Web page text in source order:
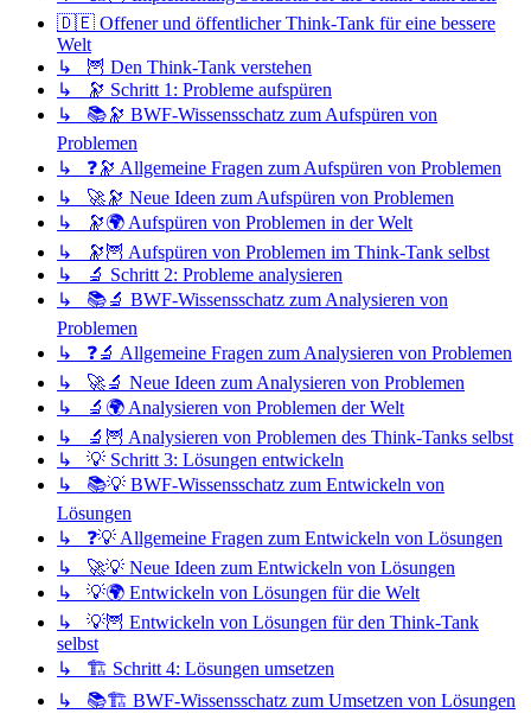
🇩🇪 Offener und öffentlicher Think-Tank für eine bessere
Welt
↳ 🦉 Den Think-Tank verstehen
↳ 🔭 Schritt 1: Probleme aufspüren
↳ 📚🔭 BWF-Wissensschatz zum Aufspüren von
Problemen
↳ ❓🔭 Allgemeine Fragen zum Aufspüren von Problemen
↳ 🚀🔭 Neue Ideen zum Aufspüren von Problemen
↳ 🔭🌍 Aufspüren von Problemen in der Welt
↳ 🔭🦉 Aufspüren von Problemen im Think-Tank selbst
↳ 🔬 Schritt 2: Probleme analysieren
↳ 📚🔬 BWF-Wissensschatz zum Analysieren von
Problemen
↳ ❓🔬 Allgemeine Fragen zum Analysieren von Problemen
↳ 🚀🔬 Neue Ideen zum Analysieren von Problemen
↳ 🔬🌍 Analysieren von Problemen der Welt
↳ 🔬🦉 Analysieren von Problemen des Think-Tanks selbst
↳ 💡 Schritt 3: Lösungen entwickeln
↳ 📚💡 BWF-Wissensschatz zum Entwickeln von
Lösungen
↳ ❓💡 Allgemeine Fragen zum Entwickeln von Lösungen
↳ 🚀💡 Neue Ideen zum Entwickeln von Lösungen
↳ 💡🌍 Entwickeln von Lösungen für die Welt
↳ 💡🦉 Entwickeln von Lösungen für den Think-Tank
selbst
↳ 🏗️ Schritt 4: Lösungen umsetzen
↳ 📚🏗️ BWF-Wissensschatz zum Umsetzen von Lösungen